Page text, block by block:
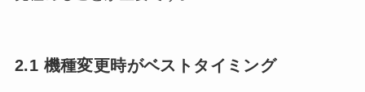
2.1 機種変更時がベストタイミング